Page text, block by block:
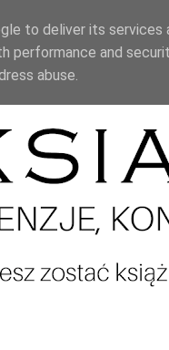
to deliver its
performance and
abuse.